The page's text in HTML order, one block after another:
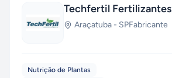
Techfertil Fertilizantes
Araçatuba - SPFabricante
Nutrição de Plantas